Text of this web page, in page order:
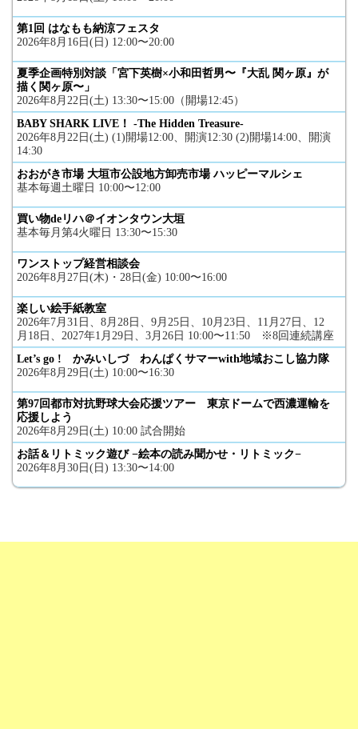
第1回 はなもも納涼フェスタ
2026年8月16日(日) 12:00〜20:00
夏季企画特別対談「宮下英樹×小和田哲男〜『大乱 関ヶ原』が
描く関ヶ原〜」
2026年8月22日(土) 13:30〜15:00（開場12:45）
BABY SHARK LIVE！ -The Hidden Treasure-
2026年8月22日(土) (1)開場12:00、開演12:30 (2)開場14:00、開演
14:30
おおがき市場 大垣市公設地方卸売市場 ハッピーマルシェ
基本毎週土曜日 10:00〜12:00
買い物deリハ＠イオンタウン大垣
基本毎月第4火曜日 13:30〜15:30
ワンストップ経営相談会
2026年8月27日(木)・28日(金) 10:00〜16:00
楽しい絵手紙教室
2026年7月31日、8月28日、9月25日、10月23日、11月27日、12
月18日、2027年1月29日、3月26日 10:00〜11:50 ※8回連続講座
Let’s go ! かみいしづ わんぱくサマーwith地域おこし協力隊
2026年8月29日(土) 10:00〜16:30
第97回都市対抗野球大会応援ツアー 東京ドームで西濃運輸を
応援しよう
2026年8月29日(土) 10:00 試合開始
お話＆リトミック遊び −絵本の読み聞かせ・リトミック−
2026年8月30日(日) 13:30〜14:00